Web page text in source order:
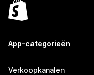
App-categorieën
Verkoopkanalen